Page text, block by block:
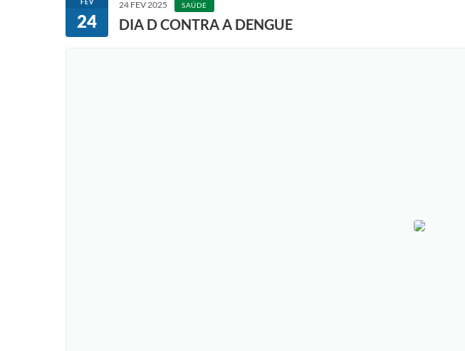
FEV
24
24 FEV 2025 SAÚDE
DIA D CONTRA A DENGUE